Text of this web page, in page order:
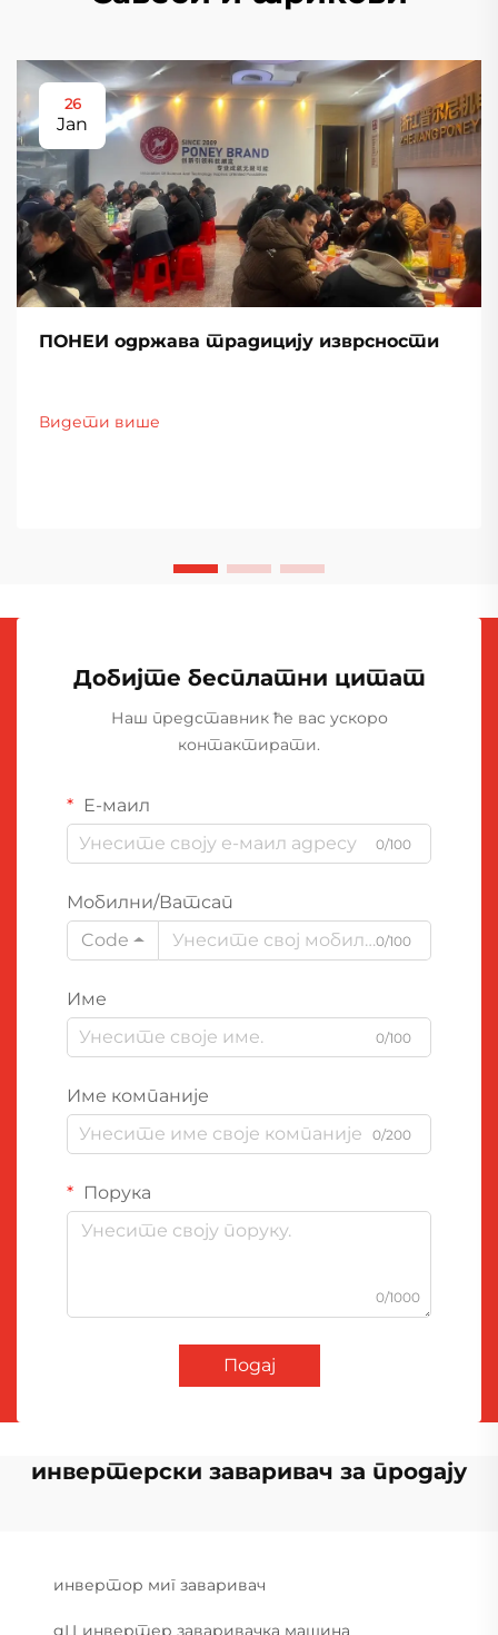
26
Jan
ПОНЕИ одржава традицију изврсности
Видети више
Добијте бесплатни цитат
Наш представник ће вас ускоро
контактирати.
Е-маил
0/100
Мобилни/Ватсап
Code
0/100
Име
0/100
Име компаније
0/200
Порука
0/1000
Подај
инвертерски заваривач за продају
инвертор миг заваривач
дЦ инвертер заваривачка машина